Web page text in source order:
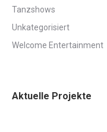
Tanzshows
Unkategorisiert
Welcome Entertainment
Aktuelle Projekte